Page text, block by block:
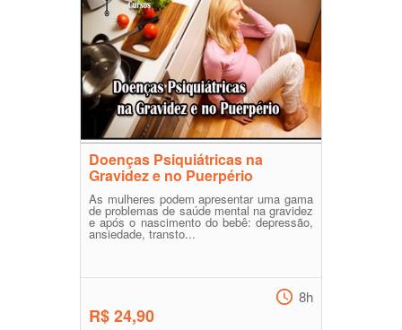
Doenças Psiquiátricas na
Gravidez e no Puerpério
As mulheres podem apresentar uma gama
de problemas de saúde mental na gravidez
e após o nascimento do bebê: depressão,
ansiedade, transto...
R$ 24,90
8h